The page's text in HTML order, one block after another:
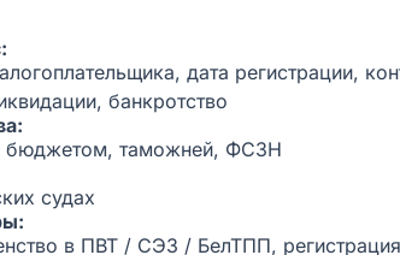
дата регистрации,
банкротство
бюджетом, таможней, ФСЗН
судах
в ПВТ / СЭЗ / БелТПП,